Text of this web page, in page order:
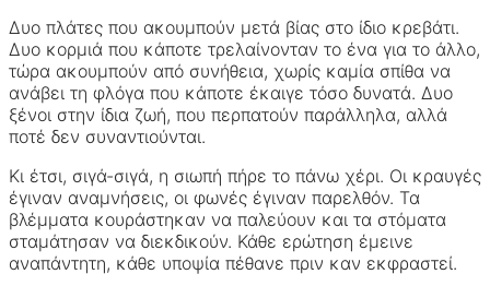
Δυο πλάτες που ακουμπούν μετά βίας στο ίδιο κρεβάτι.
Δυο κορμιά που κάποτε τρελαίνονταν το ένα για το άλλο,
τώρα ακουμπούν από συνήθεια, χωρίς καμία σπίθα να
ανάβει τη φλόγα που κάποτε έκαιγε τόσο δυνατά. Δυο
ξένοι στην ίδια ζωή, που περπατούν παράλληλα, αλλά
ποτέ δεν συναντιούνται.
Κι έτσι, σιγά-σιγά, η σιωπή πήρε το πάνω χέρι. Οι κραυγές
έγιναν αναμνήσεις, οι φωνές έγιναν παρελθόν. Τα
βλέμματα κουράστηκαν να παλεύουν και τα στόματα
σταμάτησαν να διεκδικούν. Κάθε ερώτηση έμεινε
αναπάντητη, κάθε υποψία πέθανε πριν καν εκφραστεί.